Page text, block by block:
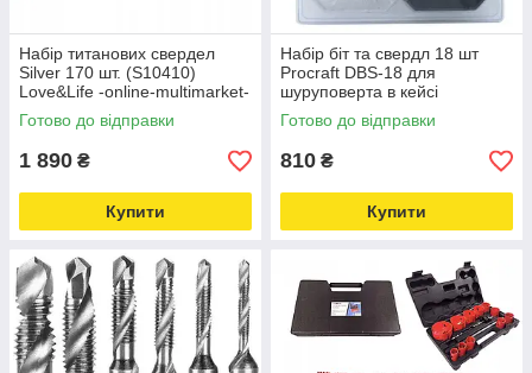
Набір титанових свердел
Silver 170 шт. (S10410)
Love&Life -online-multimarket-
Готово до відправки
1 890 ₴
Купити
Набір біт та свердл 18 шт
Procraft DBS-18 для
шуруповерта в кейсі
Love&Life -online-multimarket-
Готово до відправки
810 ₴
Купити